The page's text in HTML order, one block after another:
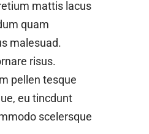
mattis lacus
quam
malesuad.
risus.
pellen tesque
eu tincdunt
scelersque